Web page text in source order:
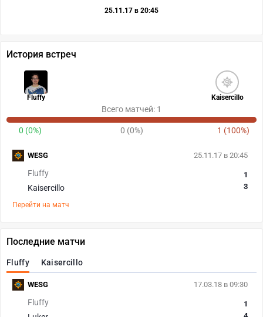
25.11.17 в 20:45
История встреч
Fluffy Kaisercillo
Всего матчей: 1
0 (0%) 0 (0%) 1 (100%)
25.11.17 в 20:45
Fluffy
Kaisercillo
1
3
Перейти на матч
WESG
Последние матчи
Fluffy Kaisercillo
17.03.18 в 09:30
Fluffy
1
4
WESG